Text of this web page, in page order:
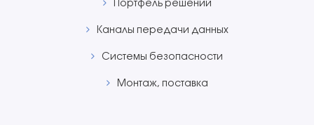
Портфель решений
Каналы передачи данных
Системы безопасности
Монтаж, поставка